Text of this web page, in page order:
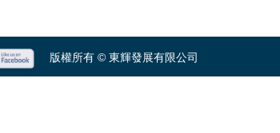
版權所有 © 東輝發展有限公司